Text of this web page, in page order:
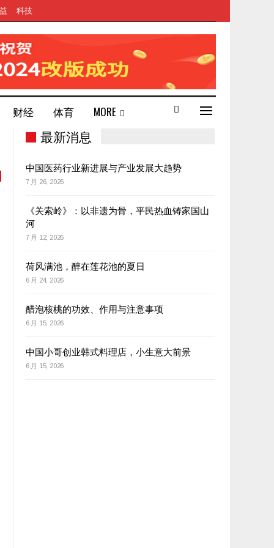
科技
财经 体育 MORE
最新消息
中国医药行业新进展与产业发展大趋势
7 月 26, 2026
《关索岭》：以非遗为骨，平民热血铸家国山
河
7 月 12, 2026
荷风满池，醉在莲花池的夏日
6 月 24, 2026
醋泡核桃的功效、作用与注意事项
6 月 15, 2026
中国小哥创业韩式料理店，小生意大前景
6 月 15, 2026